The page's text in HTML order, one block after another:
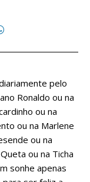
pelo
Ronaldo ou na
ou na
ou na Marlene
ou na
ou na Ticha
sonhe apenas